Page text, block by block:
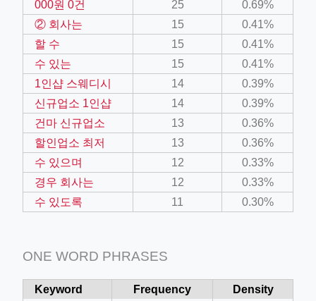
000원 0건
25
0.69%
② 회사는
15
0.41%
할 수
15
0.41%
수 있는
15
0.41%
1인샵 스웨디시
14
0.39%
신규업소 1인샵
14
0.39%
건마 신규업소
13
0.36%
할인업소 최저
13
0.36%
수 있으며
12
0.33%
경우 회사는
12
0.33%
수 있도록
11 0.30%
ONE WORD PHRASES
Keyword Frequency
Density